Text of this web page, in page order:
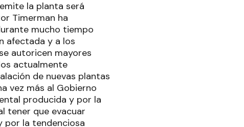
la planta será
Timerman ha
mucho tiempo
afectada y a los
autoricen mayores
actualmente
de nuevas plantas
vez más al Gobierno
producida y por la
tener que evacuar
por la tendenciosa